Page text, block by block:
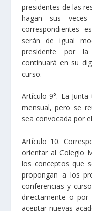
presidentes de las
hagan sus
correspondientes
serán de igual
presidente por la
continuará en su
curso.
Artículo 9°. La
mensual, pero se
sea convocada por
Artículo 10.
orientar al Colegio
los conceptos que
propongan a los
conferencias y
directamente o por
aceptar nuevas